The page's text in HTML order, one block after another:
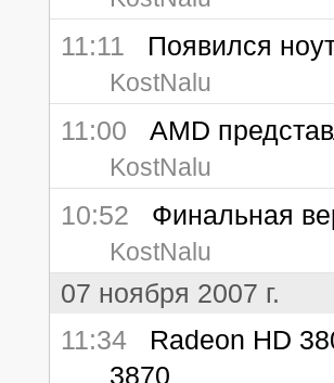
11:11 Появился
KostNalu
11:00 AMD
KostNalu
10:52 Финальная
KostNalu
07 ноября 2007 г.
11:34 Radeon HD
3870